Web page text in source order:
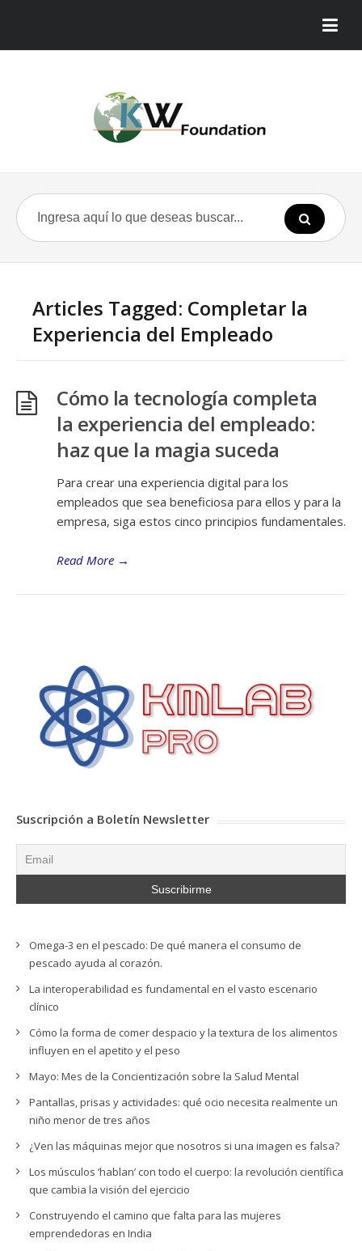
Articles Tagged: Completar la
Experiencia del Empleado
Cómo la tecnología completa
la experiencia del empleado:
haz que la magia suceda
Para crear una experiencia digital para los
empleados que sea beneficiosa para ellos y para la
empresa, siga estos cinco principios fundamentales.
Read More →
Suscripción a Boletín Newsletter
Omega-3 en el pescado: De qué manera el consumo de
pescado ayuda al corazón.
La interoperabilidad es fundamental en el vasto escenario
clínico
Cómo la forma de comer despacio y la textura de los alimentos
influyen en el apetito y el peso
Mayo: Mes de la Concientización sobre la Salud Mental
Pantallas, prisas y actividades: qué ocio necesita realmente un
niño menor de tres años
¿Ven las máquinas mejor que nosotros si una imagen es falsa?
Los músculos ‘hablan’ con todo el cuerpo: la revolución científica
que cambia la visión del ejercicio
Construyendo el camino que falta para las mujeres
emprendedoras en India